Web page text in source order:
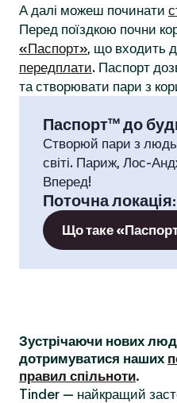
А далі можеш починати
Перед поїздкою почни
«Паспорт», що входить
передплати. Паспорт
та створювати пари з
Паспорт™ до
Створюй пари з
світі. Париж, Лос-
Вперед!
Поточна локація:
Що таке
Зустрічаючи нових
дотримуватися наших
правил спільноти.
Tinder — найкращий